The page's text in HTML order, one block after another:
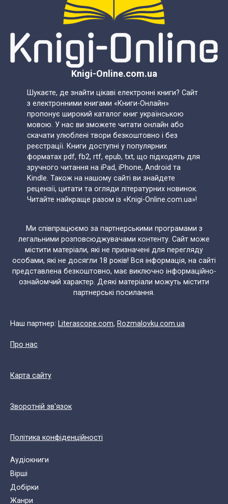
Knigi-Online.com.ua
Шукаєте, де знайти цікаві електронні книги? Сайт
з електронними книгами «Книги-Онлайн»
пропонує широкий каталог книг українською
мовою. У нас ви зможете читати онлайн або
скачати улюблені твори безкоштовно і без
реєстрації. Книги доступні у популярних
форматах pdf, fb2, rtf, epub, txt, що підходять для
зручного читання на iPad, iPhone, Android та
Kindle. Також на нашому сайті ви знайдете
рецензії, цитати та огляди літературних новинок.
Читайте найкраще разом із «Knigi-Online.com.ua»!
Ми співпрацюємо за партнерськими програмами з
легальними розповсюджувачами контенту. Сайт може
містити матеріали, які не призначені для перегляду
особами, які не досягли 18 років! Вся інформація, на сайті
представлена безкоштовно, має виключно інформаційно-
ознайомчий характер. Деякі матеріали можуть містити
партнерські посилання.
Наш партнер: Literascope.com, Rozmalovku.com.ua
Про нас
Карта сайту
Зворотній зв'язок
Політика конфіденційності
Аудіокниги
Вірші
Добірки
Жанри